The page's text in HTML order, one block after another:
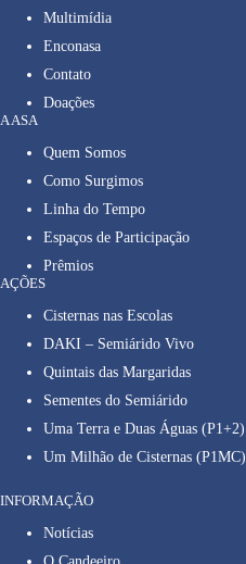
Multimídia
Enconasa
Contato
Doações
A ASA
Quem Somos
Como Surgimos
Linha do Tempo
Espaços de Participação
Prêmios
AÇÕES
Cisternas nas Escolas
DAKI – Semiárido Vivo
Quintais das Margaridas
Sementes do Semiárido
Uma Terra e Duas Águas (P1+2)
Um Milhão de Cisternas (P1MC)
INFORMAÇÃO
Notícias